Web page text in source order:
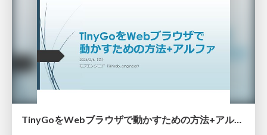
TinyGoをWebブラウザで動かすための方法+アルファ_20260201